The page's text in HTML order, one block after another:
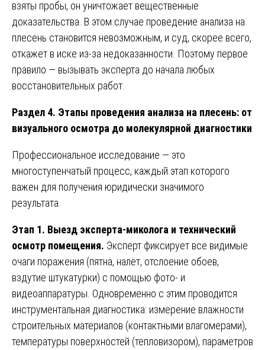
взяты пробы, он уничтожает вещественные
доказательства. В этом случае проведение анализа на
плесень становится невозможным, и суд, скорее всего,
откажет в иске из-за недоказанности. Поэтому первое
правило — вызывать эксперта до начала любых
восстановительных работ.
Раздел 4. Этапы проведения анализа на плесень: от
визуального осмотра до молекулярной диагностики
Профессиональное исследование — это
многоступенчатый процесс, каждый этап которого
важен для получения юридически значимого
результата.
Этап 1. Выезд эксперта-миколога и технический
осмотр помещения. Эксперт фиксирует все видимые
очаги поражения (пятна, налёт, отслоение обоев,
вздутие штукатурки) с помощью фото- и
видеоаппаратуры. Одновременно с этим проводится
инструментальная диагностика: измерение влажности
строительных материалов (контактными влагомерами),
температуры поверхностей (тепловизором), параметров